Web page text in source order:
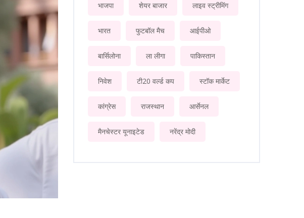
भाजपा शेयर बाजार लाइव स्ट्रीमिंग
भारत फुटबॉल मैच आईपीओ
बार्सिलोना ला लीगा पाकिस्तान
निवेश टी20 वर्ल्ड कप स्टॉक मार्केट
कांग्रेस राजस्थान आर्सेनल
मैनचेस्टर यूनाइटेड नरेंद्र मोदी